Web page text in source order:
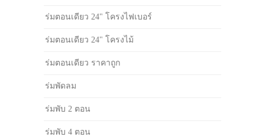
ร่มตอนเดียว 24" โครงไฟเบอร์
ร่มตอนเดียว 24" โครงไม้
ร่มตอนเดียว ราคาถูก
ร่มพัดลม
ร่มพับ 2 ตอน
ร่มพับ 4 ตอน